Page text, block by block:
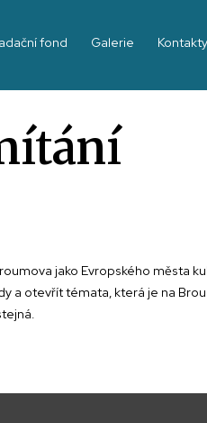
fond Galerie Kontakty
jako Evropského města
otevřít témata, která je na
studentům lhostejná.